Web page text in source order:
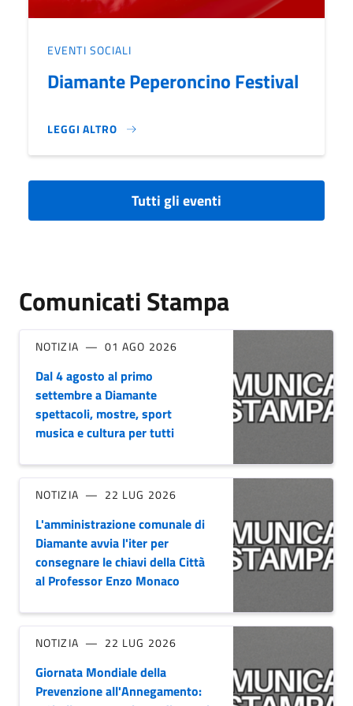
EVENTI SOCIALI
Diamante Peperoncino Festival
LEGGI ALTRO
DIAMANTE PEPERONCINO FESTIVAL}
Tutti gli eventi
Comunicati Stampa
NOTIZIA 01 AGO 2026
Dal 4 agosto al primo
settembre a Diamante
spettacoli, mostre, sport
musica e cultura per tutti
NOTIZIA 22 LUG 2026
L'amministrazione comunale di
Diamante avvia l'iter per
consegnare le chiavi della Città
al Professor Enzo Monaco
NOTIZIA 22 LUG 2026
Giornata Mondiale della
Prevenzione all'Annegamento: